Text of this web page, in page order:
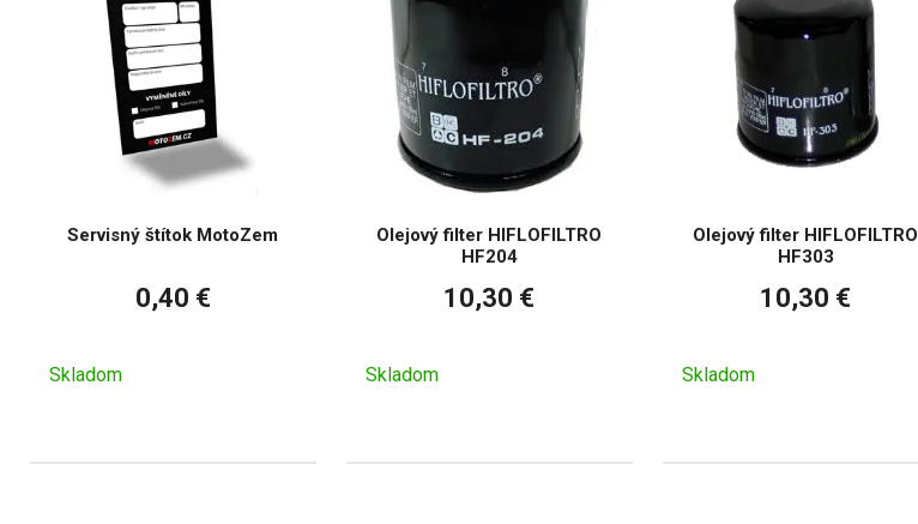
Servisný štítok MotoZem
0,40 €
Skladom
Olejový filter HIFLOFILTRO
HF204
10,30 €
Skladom
Olejový filter HIFLOFILTRO
HF303
10,30 €
Skladom